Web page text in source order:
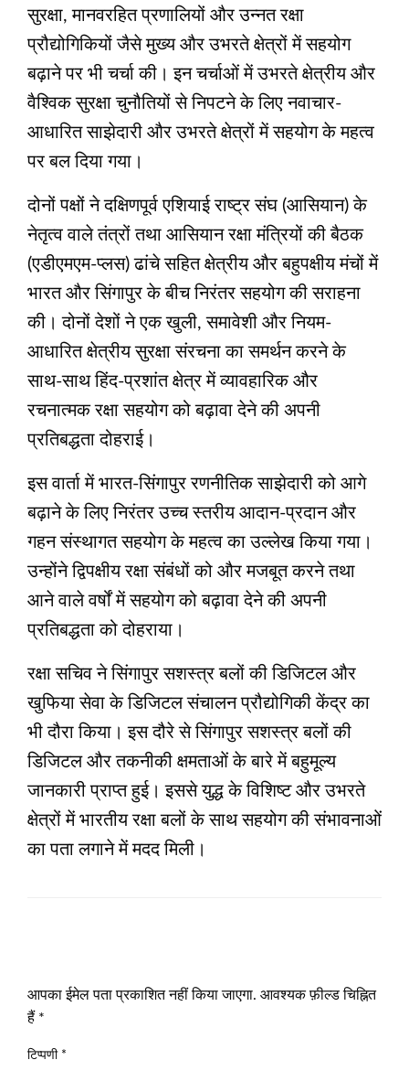
सुरक्षा, मानवरहित प्रणालियों और उन्नत रक्षा
प्रौद्योगिकियों जैसे मुख्य और उभरते क्षेत्रों में सहयोग
बढ़ाने पर भी चर्चा की। इन चर्चाओं में उभरते क्षेत्रीय और
वैश्विक सुरक्षा चुनौतियों से निपटने के लिए नवाचार-
आधारित साझेदारी और उभरते क्षेत्रों में सहयोग के महत्व
पर बल दिया गया।
दोनों पक्षों ने दक्षिणपूर्व एशियाई राष्ट्र संघ (आसियान) के
नेतृत्व वाले तंत्रों तथा आसियान रक्षा मंत्रियों की बैठक
(एडीएमएम-प्लस) ढांचे सहित क्षेत्रीय और बहुपक्षीय मंचों में
भारत और सिंगापुर के बीच निरंतर सहयोग की सराहना
की। दोनों देशों ने एक खुली, समावेशी और नियम-
आधारित क्षेत्रीय सुरक्षा संरचना का समर्थन करने के
साथ-साथ हिंद-प्रशांत क्षेत्र में व्यावहारिक और
रचनात्मक रक्षा सहयोग को बढ़ावा देने की अपनी
प्रतिबद्धता दोहराई।
इस वार्ता में भारत-सिंगापुर रणनीतिक साझेदारी को आगे
बढ़ाने के लिए निरंतर उच्च स्तरीय आदान-प्रदान और
गहन संस्थागत सहयोग के महत्व का उल्लेख किया गया।
उन्होंने द्विपक्षीय रक्षा संबंधों को और मजबूत करने तथा
आने वाले वर्षों में सहयोग को बढ़ावा देने की अपनी
प्रतिबद्धता को दोहराया।
रक्षा सचिव ने सिंगापुर सशस्त्र बलों की डिजिटल और
खुफिया सेवा के डिजिटल संचालन प्रौद्योगिकी केंद्र का
भी दौरा किया। इस दौरे से सिंगापुर सशस्त्र बलों की
डिजिटल और तकनीकी क्षमताओं के बारे में बहुमूल्य
जानकारी प्राप्त हुई। इससे युद्ध के विशिष्ट और उभरते
क्षेत्रों में भारतीय रक्षा बलों के साथ सहयोग की संभावनाओं
का पता लगाने में मदद मिली।
आपका ईमेल पता प्रकाशित नहीं किया जाएगा. आवश्यक फ़ील्ड चिह्नित
हैं *
टिप्पणी *